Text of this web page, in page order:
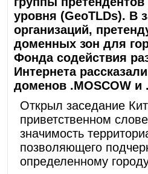
уровня (GeoTLDs). В
организаций,
доменных зон для
Фонда содействия
Интернета
доменов .MOSCOW
Открыл заседание
приветственном
значимость
позволяющего
определенному